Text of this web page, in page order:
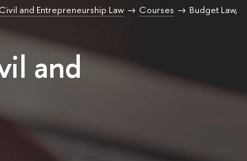
and Entrepreneurship Law Courses
Budget Law,
and